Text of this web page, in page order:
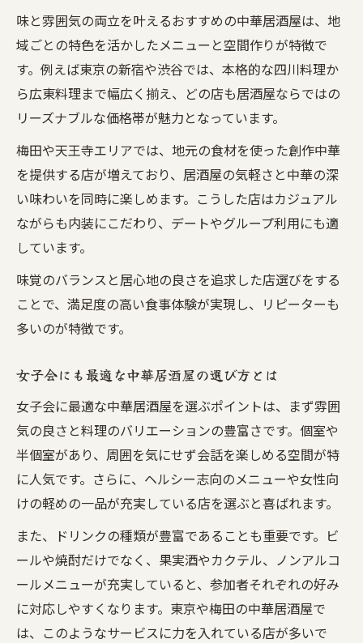
味と雰囲気の両立を叶えるおすすめの中華居酒屋は、地
域ごとの特色を活かしたメニューと空間作りが特徴で
す。例えば東京の新宿や渋谷では、本格的な四川料理か
ら広東料理まで幅広く揃え、どの店も居酒屋ならではの
リーズナブルな価格帯が魅力となっています。
梅田や天王寺エリアでは、地元の食材を使った創作中華
を提供する店が増えており、居酒屋の気軽さと中華の深
い味わいを同時に楽しめます。こうした店はカジュアル
ながらも内装にこだわり、デートやグループ利用にも適
しています。
味覚のバランスと居心地の良さを追求した店選びをする
ことで、満足度の高い食事体験が実現し、リピーターも
多いのが特徴です。
女子会にも最適な中華居酒屋の選び方とは
女子会に最適な中華居酒屋を選ぶポイントは、まず雰囲
気の良さと料理のバリエーションの豊富さです。個室や
半個室があり、周囲を気にせず会話を楽しめる空間が特
に人気です。さらに、ヘルシー志向のメニューや女性向
けの軽めの一品が充実している店を選ぶと喜ばれます。
また、ドリンクの種類が豊富であることも重要です。ビ
ールや焼酎だけでなく、果実酒やカクテル、ノンアルコ
ールメニューが充実していると、参加者それぞれの好み
に対応しやすくなります。東京や梅田の中華居酒屋で
は、このようなサービスに力を入れている店が多いで